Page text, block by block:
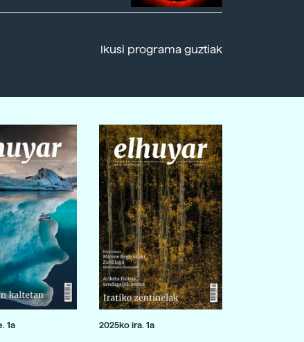
Ikusi programa guztiak
1a 2025ko ira. 1a